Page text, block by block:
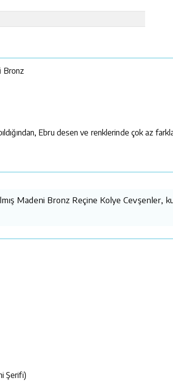
Bronz
Ebru desen ve renklerinde çok az
Madeni Bronz Reçine Kolye
Şerifi)